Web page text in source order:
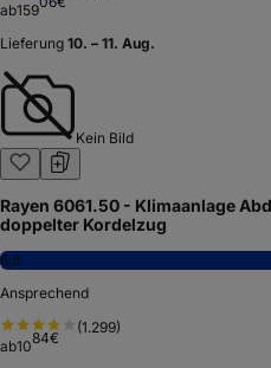
ab159
Lieferung 10. – 11. Aug.
Kein Bild
Rayen 6061.50 - Klimaanlage
doppelter Kordelzug
6,8
Ansprechend
(1.299)
ab1084€